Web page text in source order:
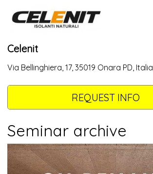
Celenit
Via Bellinghiera, 17, 35019 Onara PD, Italia
REQUEST INFO
Seminar archive